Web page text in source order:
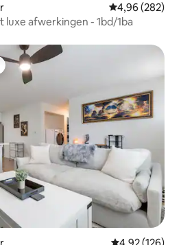
Gemiddelde
4,96 (282)
afwerkingen - 1bd/1ba